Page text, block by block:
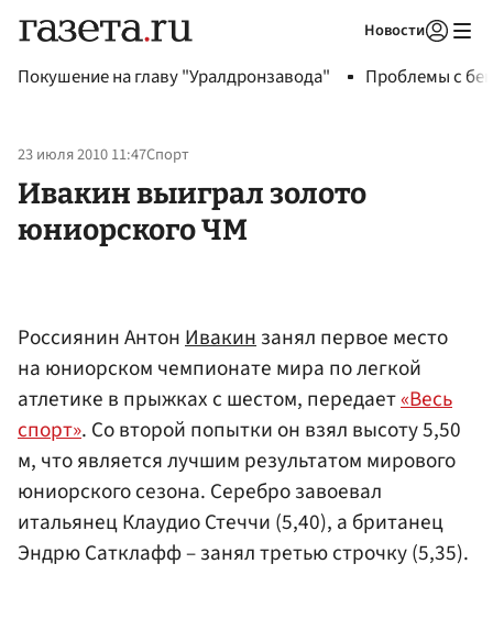
Новости
Покушение на главу "Уралдронзавода" Проблемы с
23 июля 2010 11:47Спорт
Ивакин выиграл золото
юниорского ЧМ
Россиянин АнтонИвакинзанял первое место
на юниорском чемпионате мира по легкой
атлетике в прыжках с шестом, передает«Весь
спорт». Со второй попытки он взял высоту 5,50
м, что является лучшим результатом мирового
юниорского сезона. Серебро завоевал
итальянец Клаудио Стеччи (5,40), а британец
Эндрю Сатклафф – занял третью строчку (5,35).